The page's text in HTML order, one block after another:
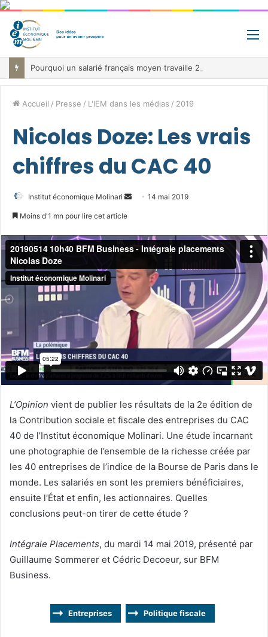
Accueil / Presse / L'IEM dans les médias / 2019
Nicolas Doze: Les vrais
chiffres du CAC 40
Institut économique Molinari
Envoyer14 mai 2019
Moins d'1 mn pour lire cet article
L’Opinion vient de publier les résultats de la 2e édition de
la Contribution sociale et fiscale des entreprises du CAC
40 de l’Institut économique Molinari. Une étude incarnant
une photographie de l’ensemble de la richesse créée par
les 40 entreprises de l’indice de la Bourse de Paris dans le
monde. Les salariés en sont les premiers bénéficiaires,
ensuite l’État et enfin, les actionnaires. Quelles
conclusions peut-on tirer de cette étude ?
Intégrale Placements, du mardi 14 mai 2019, présenté par
Guillaume Sommerer et Cédric Decoeur, sur BFM
Business.
Entreprises Politique fiscale